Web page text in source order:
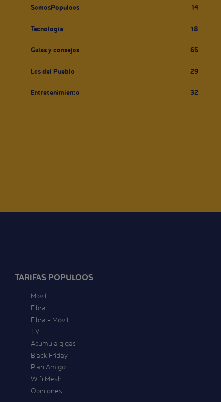
SomosPopuloos 14
Tecnología 18
Guías y consejos 65
Los del Pueblo 29
Entretenimiento 32
TARIFAS POPULOOS
Móvil
Fibra
Fibra + Móvil
TV
Acumula gigas
Black Friday
Plan Amigo
Wifi Mesh
Opiniones